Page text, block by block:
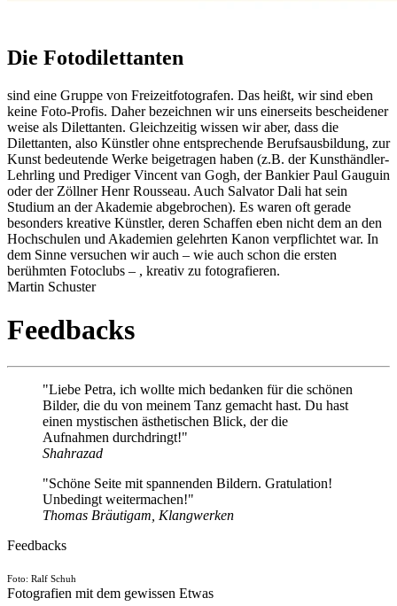
Die Fotodilettanten
sind eine Gruppe von Freizeitfotografen. Das heißt, wir sind eben
keine Foto‐Profis. Daher bezeichnen wir uns einerseits bescheidener
weise als Dilettanten. Gleichzeitig wissen wir aber, dass die
Dilettanten, also Künstler ohne entsprechende Berufsausbildung, zur
Kunst bedeutende Werke beigetragen haben (z.B. der Kunsthändler‐
Lehrling und Prediger Vincent van Gogh, der Bankier Paul Gauguin
oder der Zöllner Henr Rousseau. Auch Salvator Dali hat sein
Studium an der Akademie abgebrochen). Es waren oft gerade
besonders kreative Künstler, deren Schaffen eben nicht dem an den
Hochschulen und Akademien gelehrten Kanon verpflichtet war. In
dem Sinne versuchen wir auch – wie auch schon die ersten
berühmten Fotoclubs – , kreativ zu fotografieren.
Martin Schuster
Feedbacks
"Liebe Petra, ich wollte mich bedanken für die schönen
Bilder, die du von meinem Tanz gemacht hast. Du hast
einen mystischen ästhetischen Blick, der die
Aufnahmen durchdringt!"
Shahrazad
"Schöne Seite mit spannenden Bildern. Gratulation!
Unbedingt weitermachen!"
Thomas Bräutigam, Klangwerken
Feedbacks
Foto: Ralf Schuh
Fotografien mit dem gewissen Etwas